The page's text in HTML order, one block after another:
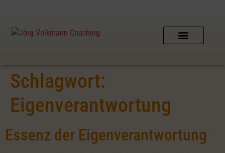
Schlagwort:
Eigenverantwortung
Essenz der Eigenverantwortung